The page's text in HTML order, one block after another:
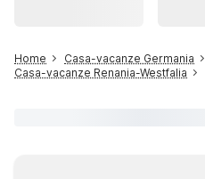
Home
Casa-vacanze Germania
Casa-vacanze Renania-Westfalia